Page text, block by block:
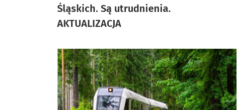
Śląskich. Są utrudnienia.
AKTUALIZACJA